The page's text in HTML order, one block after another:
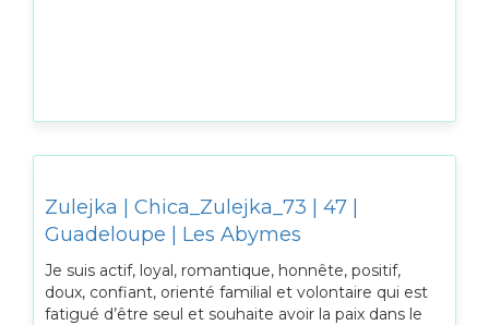
Zulejka | Chica_Zulejka_73 | 47 |
Guadeloupe | Les Abymes
Je suis actif, loyal, romantique, honnête, positif,
doux, confiant, orienté familial et volontaire qui est
fatigué d’être seul et souhaite avoir la paix dans le